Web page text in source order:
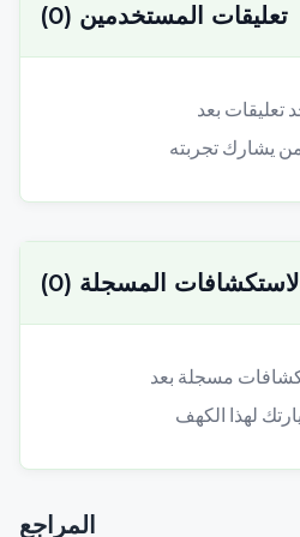
تعليقات المستخدمين (
0
)
الاستكشافات المسجلة (
0
)
المراجع